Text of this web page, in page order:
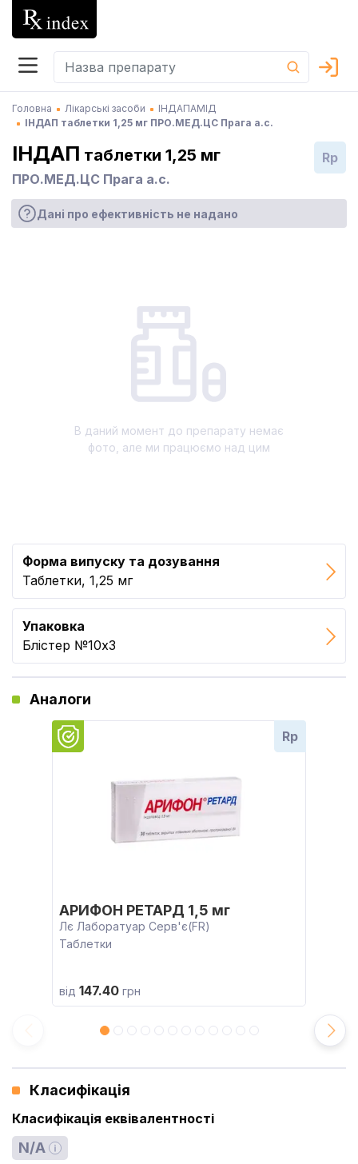
Головна Лікарські засоби
ІНДАПАМІД
ІНДАП таблетки 1,25 мг ПРО.МЕД.ЦС Прага а.с.
ІНДАП таблетки 1,25 мг
ПРО.МЕД.ЦС Прага а.с.
Rp
Дані про ефективність не надано
В даний момент до препарату немає
фото, але ми працюємо над цим
Форма випуску та дозування
Таблетки, 1,25 мг
Упаковка
Блістер №10x3
Аналоги
Rp
АРИФОН РЕТАРД 1,5 мг
Лє Лаборатуар Серв'є(FR)
Таблетки
від 147.40 грн
Класифікація
Класифікація еквівалентності
N/A